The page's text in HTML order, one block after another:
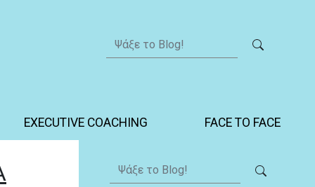
EXECUTIVE COACHING FACE TO FACE